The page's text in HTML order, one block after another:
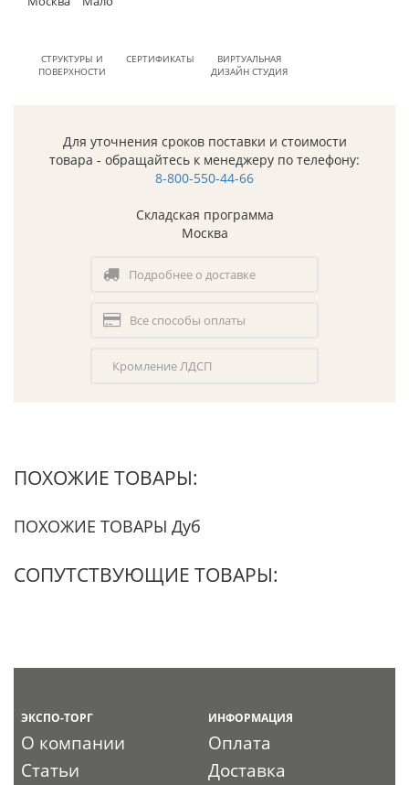
СТРУКТУРЫ И
ПОВЕРХНОСТИ
СЕРТИФИКАТЫ
ВИРТУАЛЬНАЯ
ДИЗАЙН СТУДИЯ
Для уточнения сроков поставки и стоимости
товара - обращайтесь к менеджеру по телефону:
8-800-550-44-66
Складская программа
Москва
Подробнее о доставке
Все способы оплаты
Кромление ЛДСП
ПОХОЖИЕ ТОВАРЫ:
ПОХОЖИЕ ТОВАРЫ Дуб
СОПУТСТВУЮЩИЕ ТОВАРЫ:
ЭКСПО-ТОРГ
О компании
Статьи
ИНФОРМАЦИЯ
Оплата
Доставка